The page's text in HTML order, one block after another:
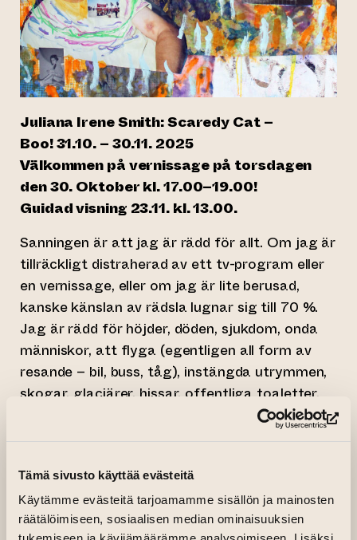
Tämä sivusto käyttää evästeitä
Käytämme evästeitä tarjoamamme sisällön ja mainosten
räätälöimiseen, sosiaalisen median ominaisuuksien
Juliana Irene Smith: Scaredy Cat –
Boo! 31.10. – 30.11. 2025
Välkommen på vernissage på torsdagen
den 30. Oktober kl. 17.00–19.00!
Guidad visning 23.11. kl. 13.00.
Sanningen är att jag är rädd för allt. Om jag är
tillräckligt distraherad av ett tv-program eller
en vernissage, eller om jag är lite berusad,
kanske känslan av rädsla lugnar sig till 70 %.
Jag är rädd för höjder, döden, sjukdom, onda
människor, att flyga (egentligen all form av
resande – bil, buss, tåg), instängda utrymmen,
skogar, glaciärer, hissar, offentliga toaletter,
källare, vindar, krig, klimatförändringar,
insekter, björnar, skällande hundar, hajar, ormar,
Jag är rädd för att falla och slå ut tänderna
(igen). Jag är rädd för gamla cismän, särskilt
läkare, skådespelare, musiker, män med vita